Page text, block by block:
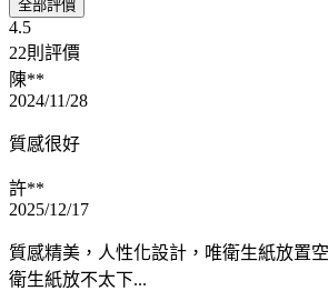
全部評價
4.5
22則評價
陳**
2024/11/28
質感很好
許**
2025/12/17
質感精美，人性化設計，唯衛生紙放置
衛生紙放不太下...